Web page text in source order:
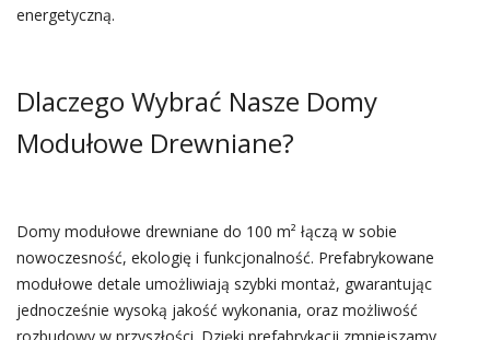
energetyczną.
Dlaczego Wybrać Nasze Domy
Modułowe Drewniane?
Domy modułowe drewniane do 100 m² łączą w sobie
nowoczesność, ekologię i funkcjonalność. Prefabrykowane
modułowe detale umożliwiają szybki montaż, gwarantując
jednocześnie wysoką jakość wykonania, oraz możliwość